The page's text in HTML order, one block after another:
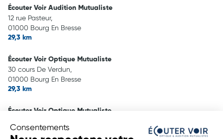
Consentements
Écouter Voir Audition Mutualiste
12 rue Pasteur,
01000 Bourg En Bresse
29,3 km
Écouter Voir Optique Mutualiste
30 cours De Verdun,
01000 Bourg En Bresse
29,3 km
Écouter Voir Optique Mutualiste
01200 Valserhône